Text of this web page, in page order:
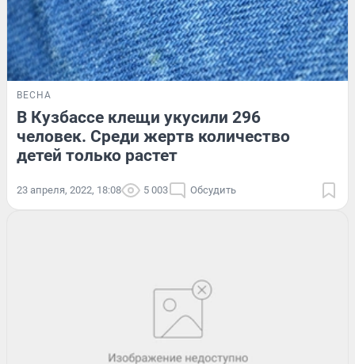
ВЕСНА
В Кузбассе клещи укусили 296
человек. Среди жертв количество
детей только растет
23 апреля, 2022, 18:08 5 003 Обсудить